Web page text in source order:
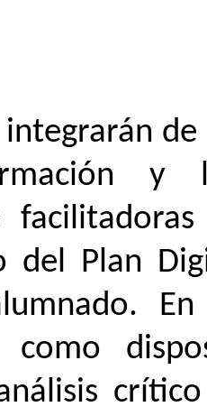
y
del Plan
como